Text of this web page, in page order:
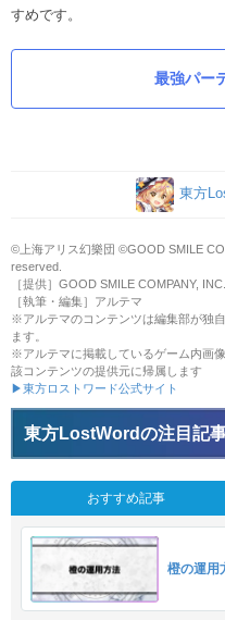
すめです。
最強パー
東方
©上海アリス幻樂団 ©GOOD SMILE
reserved.
［提供］GOOD SMILE COMPANY,
［執筆・編集］アルテマ
※アルテマのコンテンツは編集部が独
ます。
※アルテマに掲載しているゲーム内画
該コンテンツの提供元に帰属します
▶東方ロストワード公式サイト
東方LostWordの注目記
おすすめ記事
橙の運用